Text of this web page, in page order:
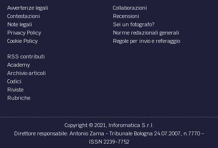
Avvertenze legali
Contestazioni
Note legali
Privacy Policy
Cookie Policy
Collaborazioni
Recensioni
Sei un fotografo?
Norme redazionali generali
Regole per invio e referaggio
RSS contributi
Academy
Archivio articoli
Codici
Riviste
Rubriche
Copyright © 2021, Inforomatica S.r.l.
Direttore responsabile: Antonio Zama - Tribunale Bologna 24.07.2007, n.7770 -
ISSN 2239-7752